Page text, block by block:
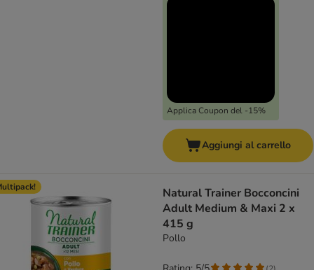
Applica Coupon del -15%
Aggiungi al carrello
Natural Trainer Bocconcini
Adult Medium & Maxi 2 x
415 g
Pollo